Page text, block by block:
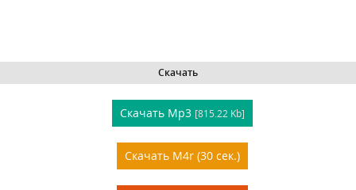
Скачать
Скачать Mp3 [815.22 Kb]
Скачать M4r (30 сек.)